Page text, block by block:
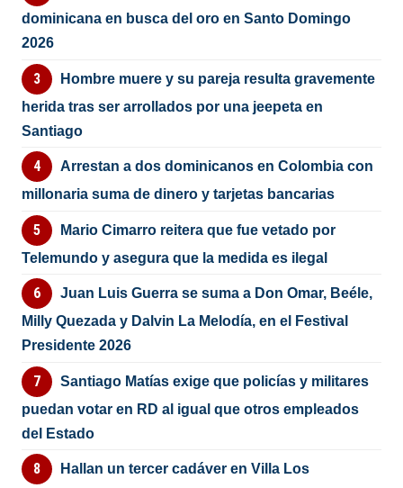
dominicana en busca del oro en Santo Domingo
2026
Hombre muere y su pareja resulta gravemente
herida tras ser arrollados por una jeepeta en
Santiago
Arrestan a dos dominicanos en Colombia con
millonaria suma de dinero y tarjetas bancarias
Mario Cimarro reitera que fue vetado por
Telemundo y asegura que la medida es ilegal
Juan Luis Guerra se suma a Don Omar, Beéle,
Milly Quezada y Dalvin La Melodía, en el Festival
Presidente 2026
Santiago Matías exige que policías y militares
puedan votar en RD al igual que otros empleados
del Estado
Hallan un tercer cadáver en Villa Los